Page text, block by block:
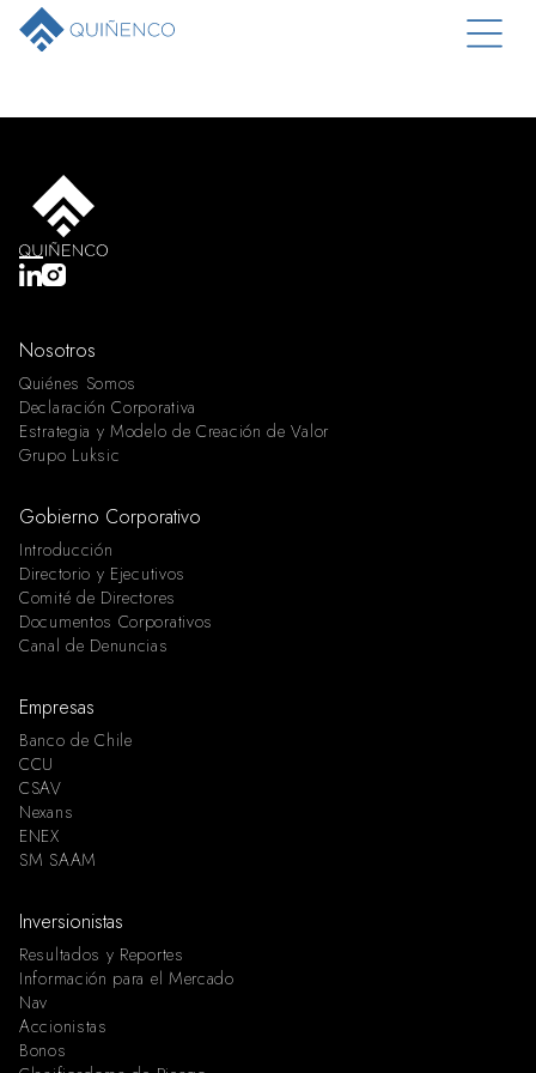
Nosotros
Quiénes Somos
Declaración Corporativa
Estrategia y Modelo de Creación de Valor
Grupo Luksic
Gobierno Corporativo
Introducción
Directorio y Ejecutivos
Comité de Directores
Documentos Corporativos
Canal de Denuncias
Empresas
Banco de Chile
CCU
CSAV
Nexans
ENEX
SM SAAM
Inversionistas
Resultados y Reportes
Información para el Mercado
Nav
Accionistas
Bonos